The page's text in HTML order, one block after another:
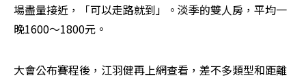
場盡量接近，「可以走路就到」。淡季的雙人房，平均一
晚1600～1800元。
大會公布賽程後，江羽健再上網查看，差不多類型和距離